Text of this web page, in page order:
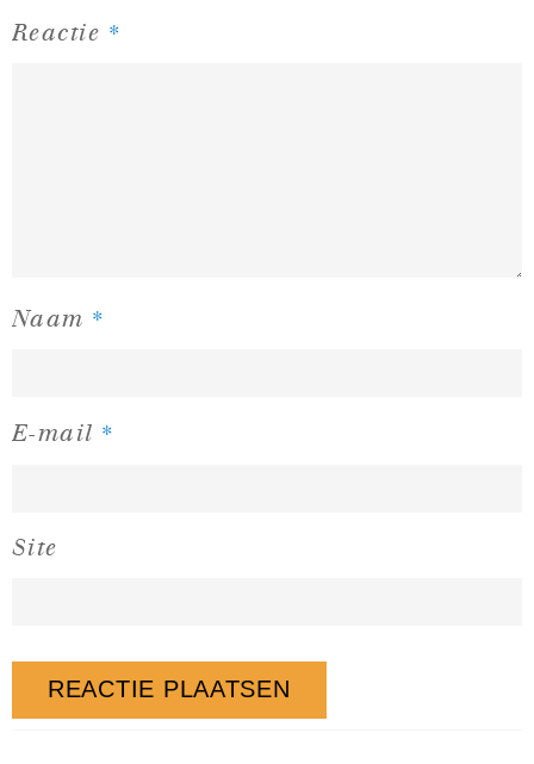
Reactie *
Naam *
E-mail *
Site